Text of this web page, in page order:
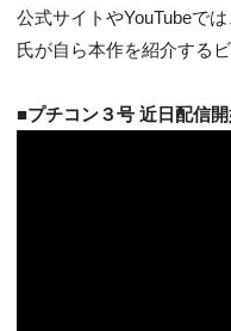
公式サイトやYouTubeで
氏が自ら本作を紹介する
■プチコン３号 近日配信